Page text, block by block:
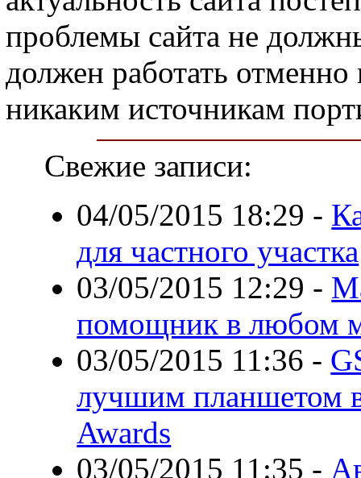
проблемы сайта не
должен работать
никаким источникам
Свежие записи:
04/05/2015 18:29 -
для частного участка
03/05/2015 12:29 -
помощник в любом
03/05/2015 11:36 -
лучшим планшетом
Awards
03/05/2015 11:35 -